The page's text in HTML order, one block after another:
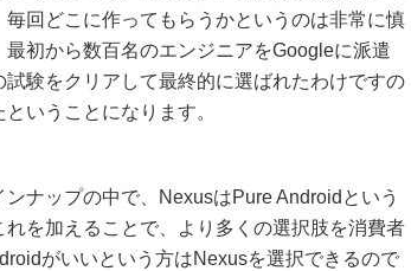
回どこに作ってもらうかというのは非常に慎
初から数百名のエンジニアをGoogleに派遣
験をクリアして最終的に選ばれたわけですの
いうことになります。
ナップの中で、NexusはPure Androidという
を加えることで、より多くの選択肢を消費者
がいいという方はNexusを選択できるので